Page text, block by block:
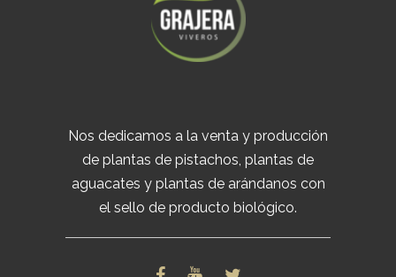
Nos dedicamos a la venta y producción
de plantas de pistachos, plantas de
aguacates y plantas de arándanos con
el sello de producto biológico.